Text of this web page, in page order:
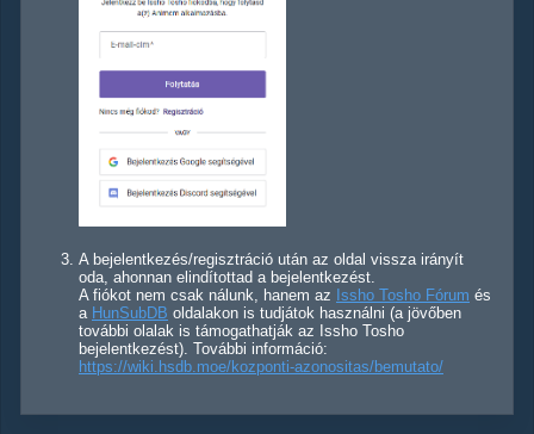
A bejelentkezés/regisztráció után az oldal vissza irányít
oda, ahonnan elindítottad a bejelentkezést.
A fiókot nem csak nálunk, hanem az Issho Tosho Fórum és
a HunSubDB oldalakon is tudjátok használni (a jövőben
további olalak is támogathatják az Issho Tosho
bejelentkezést). További információ:
https://wiki.hsdb.moe/kozponti-azonositas/bemutato/